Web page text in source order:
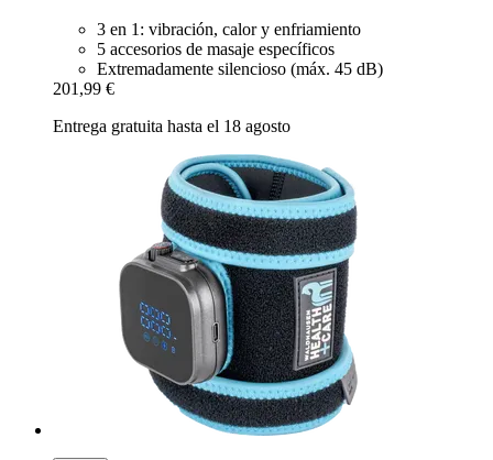
3 en 1: vibración, calor y enfriamiento
5 accesorios de masaje específicos
Extremadamente silencioso (máx. 45 dB)
201,99 €
Entrega gratuita hasta el 18 agosto